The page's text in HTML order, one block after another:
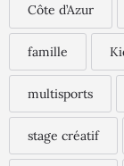
Côte d’Azur
famille
multisports
stage créatif